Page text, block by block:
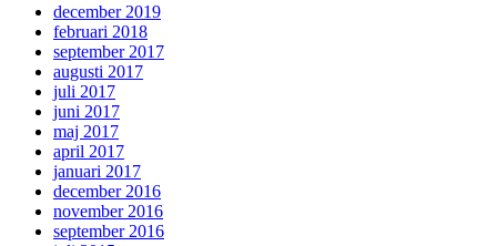
december 2019
februari 2018
september 2017
augusti 2017
juli 2017
juni 2017
maj 2017
april 2017
januari 2017
december 2016
november 2016
september 2016